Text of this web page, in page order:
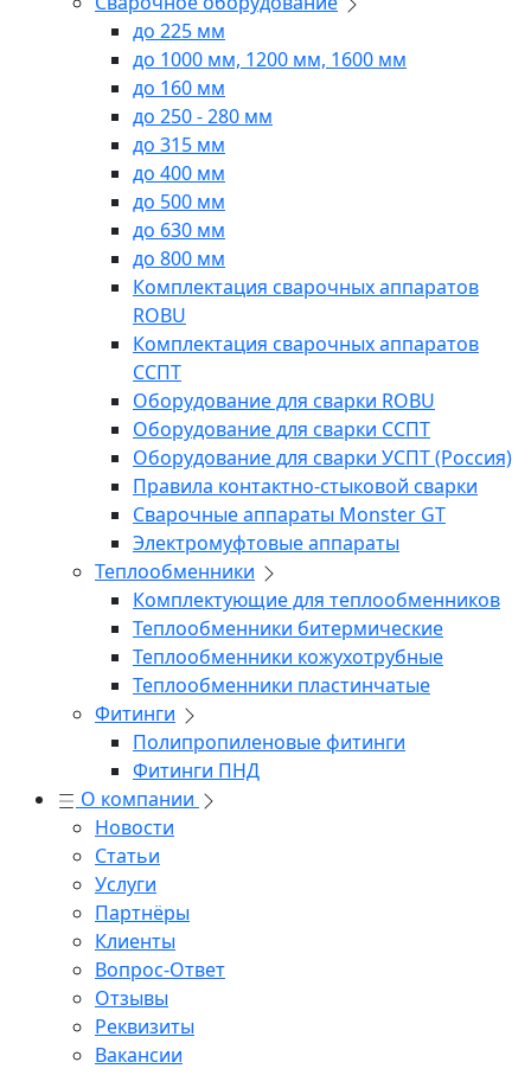
до 225 мм
до 1000 мм, 1200 мм, 1600 мм
до 160 мм
до 250 - 280 мм
до 315 мм
до 400 мм
до 500 мм
до 630 мм
до 800 мм
Комплектация сварочных аппаратов
ROBU
Комплектация сварочных аппаратов
ССПТ
Оборудование для сварки ROBU
Оборудование для сварки ССПТ
Оборудование для сварки УСПТ (Россия)
Правила контактно-стыковой сварки
Сварочные аппараты Monster GT
Электромуфтовые аппараты
Теплообменники
Комплектующие для теплообменников
Теплообменники битермические
Теплообменники кожухотрубные
Теплообменники пластинчатые
Фитинги
Полипропиленовые фитинги
Фитинги ПНД
О компании
Новости
Статьи
Услуги
Партнёры
Клиенты
Вопрос-Ответ
Отзывы
Реквизиты
Вакансии